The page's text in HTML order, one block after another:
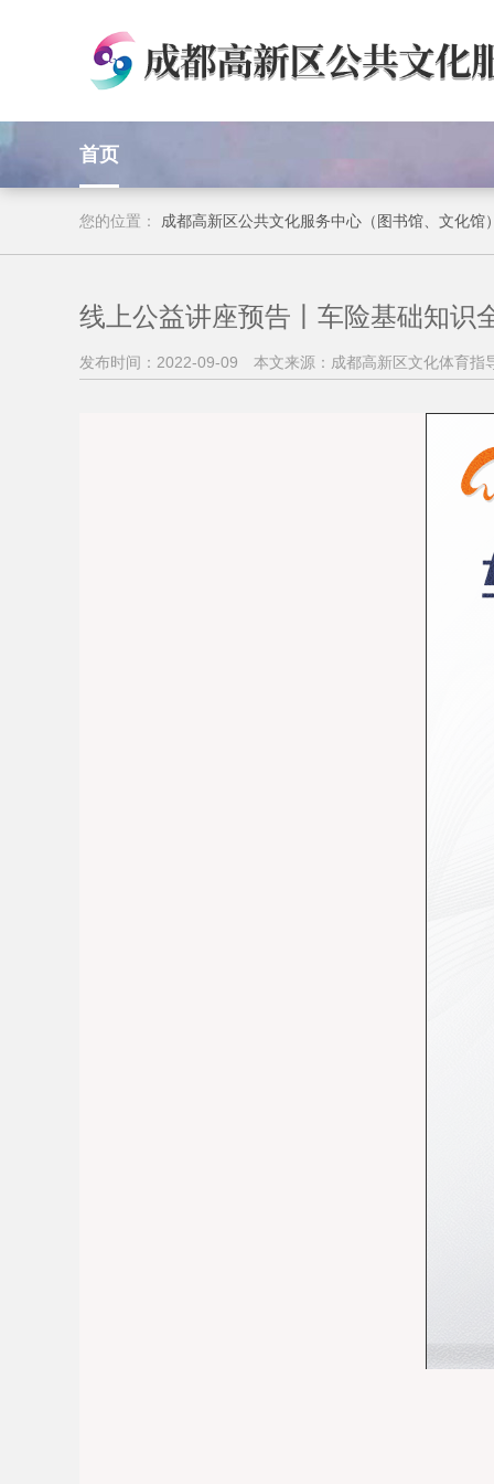
首页
您的位置： 成都高新区公共文化服务中心（图书馆、文化馆
线上公益讲座预告丨车险基础知识
发布时间：2022-09-09 本文来源：成都高新区文化体育指